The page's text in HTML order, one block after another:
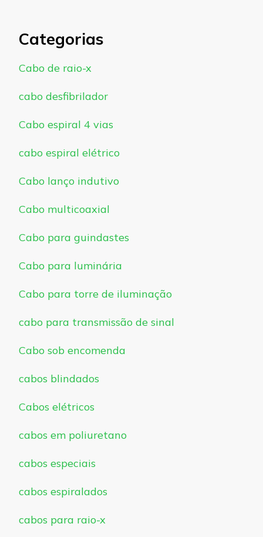
Categorias
Cabo de raio-x
cabo desfibrilador
Cabo espiral 4 vias
cabo espiral elétrico
Cabo lanço indutivo
Cabo multicoaxial
Cabo para guindastes
Cabo para luminária
Cabo para torre de iluminação
cabo para transmissão de sinal
Cabo sob encomenda
cabos blindados
Cabos elétricos
cabos em poliuretano
cabos especiais
cabos espiralados
cabos para raio-x